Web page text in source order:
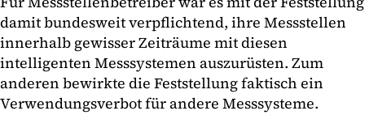
damit bundesweit verpflichtend, ihre Messstellen
innerhalb gewisser Zeiträume mit diesen
intelligenten Messsystemen auszurüsten. Zum
anderen bewirkte die Feststellung faktisch ein
Verwendungsverbot für andere Messsysteme.